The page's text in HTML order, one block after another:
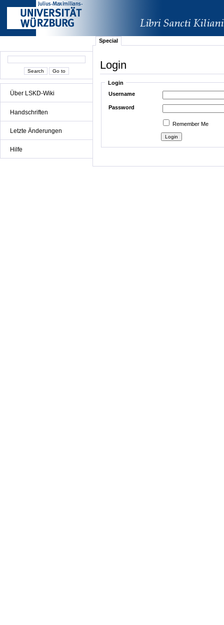
Über LSKD-Wiki
Handschriften
Letzte Änderungen
Hilfe
Special
Login
Login
Username
Password
Remember Me